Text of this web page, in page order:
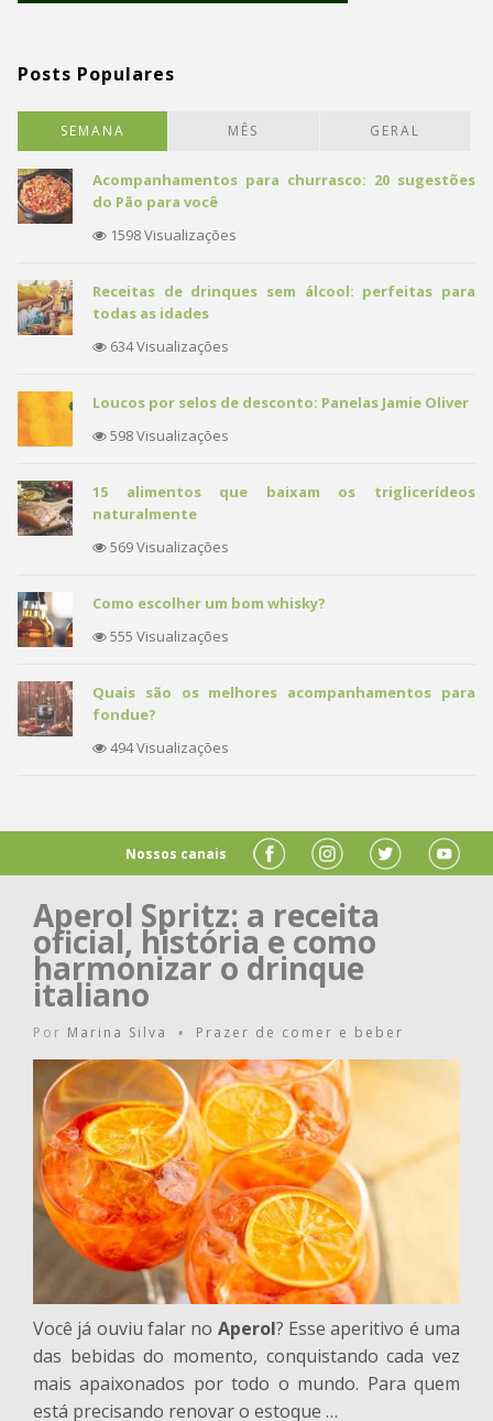
Posts Populares
SEMANA MÊS GERAL
Acompanhamentos para churrasco: 20 sugestões
do Pão para você
1598 Visualizações
Receitas de drinques sem álcool: perfeitas para
todas as idades
634 Visualizações
Loucos por selos de desconto: Panelas Jamie Oliver
598 Visualizações
15 alimentos que baixam os triglicerídeos
naturalmente
569 Visualizações
Como escolher um bom whisky?
555 Visualizações
Quais são os melhores acompanhamentos para
fondue?
494 Visualizações
Nossos canais
Aperol Spritz: a receita
oficial, história e como
harmonizar o drinque
italiano
Por Marina Silva • Prazer de comer e beber
Você já ouviu falar no Aperol? Esse aperitivo é uma
das bebidas do momento, conquistando cada vez
mais apaixonados por todo o mundo. Para quem
está precisando renovar o estoque …